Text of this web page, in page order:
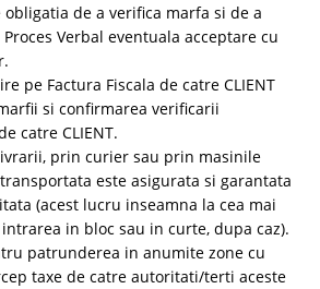
obligatia de a verifica marfa si de a
Verbal eventuala acceptare cu
pe Factura Fiscala de catre CLIENT
si confirmarea verificarii
catre CLIENT.
prin curier sau prin masinile
este asigurata si garantata
(acest lucru inseamna la cea mai
in bloc sau in curte, dupa caz).
patrunderea in anumite zone cu
taxe de catre autoritati/terti aceste